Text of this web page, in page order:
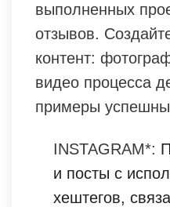
выполненных
отзывов.
контент:
видео процесса
примеры
INSTAGRAM*:
и посты с
хештегов,